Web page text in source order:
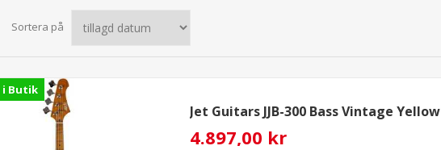
Sortera på
i Butik
Jet Guitars JJB-300 Bass Vintage Yellow
4.897,00 kr